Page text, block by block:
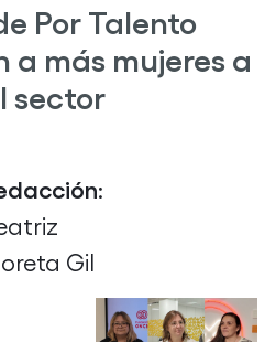
Por Talento
a más mujeres a
sector
:
Gil